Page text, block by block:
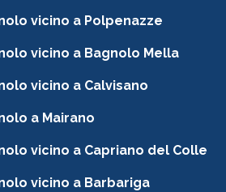
vicino a Polpenazze
vicino a Bagnolo Mella
vicino a Calvisano
a Mairano
vicino a Capriano del Colle
vicino a Barbariga